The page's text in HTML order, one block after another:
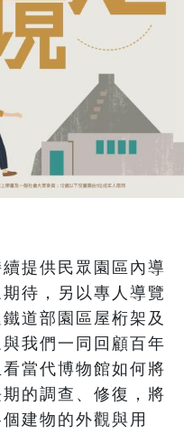
提供民眾園區內導
待，另以專人導覽
道部園區屋桁架及
我們一同回顧百年
當代博物館如何將
的調查、修復，將
建物的外觀與用